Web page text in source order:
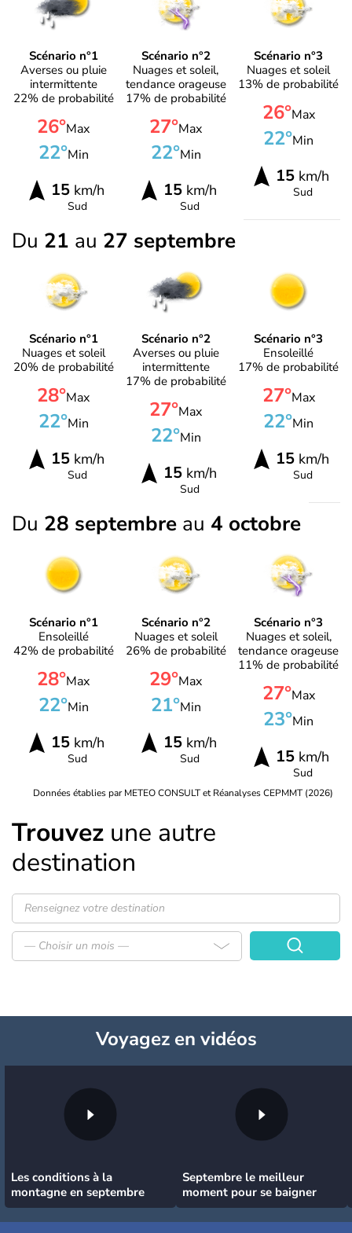
Scénario n°1
Averses ou pluie
intermittente
22% de probabilité
26°Max
22°Min
15km/h
Sud
Scénario n°2
Nuages et soleil,
tendance orageuse
17% de probabilité
27°Max
22°Min
15km/h
Sud
Scénario n°3
Nuages et soleil
13% de probabilité
26°Max
22°Min
15 km/h
Sud
Du 21 au 27 septembre
Scénario n°1
Nuages et soleil
20% de probabilité
28°Max
22°Min
15km/h
Sud
Scénario n°2
Averses ou pluie
intermittente
17% de probabilité
27°Max
22°Min
15km/h
Sud
Scénario n°3
Ensoleillé
17% de probabilité
27°Max
22°Min
15 km/h
Sud
Du 28 septembre au 4 octobre
Scénario n°1
Ensoleillé
42% de probabilité
28°Max
22°Min
15km/h
Sud
Scénario n°2
Nuages et soleil
26% de probabilité
29°Max
21°Min
15km/h
Sud
Scénario n°3
Nuages et soleil,
tendance orageuse
11% de probabilité
27°Max
23°Min
15 km/h
Sud
Données établies par METEO CONSULT et Réanalyses CEPMMT (2026)
Trouvez une autre
destination
— Choisir un mois —
Voyagezen vidéos
Les conditions à la
montagne en septembre
Septembre le meilleur
moment pour se baigner